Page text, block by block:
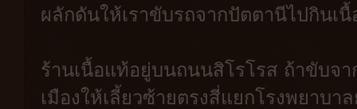
ผลักดันให้เราขับรถจากปัตตานีไปกินเ
ร้านเนื้อแท้อยู่บนถนนสิโรโรส ถ้าขับจ
เมืองให้เลี้ยวซ้ายตรงสี่แยกโรงพยาบ